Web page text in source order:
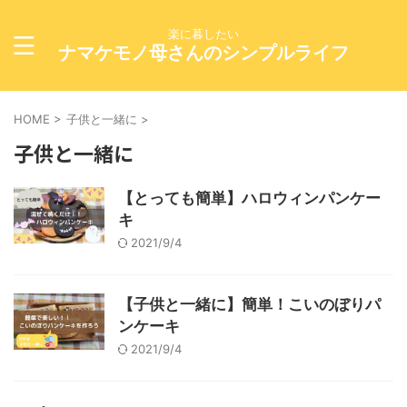
楽に暮したい
ナマケモノ母さんのシンプルライフ
HOME > 子供と一緒に >
子供と一緒に
【とっても簡単】ハロウィンパンケー
キ
2021/9/4
【子供と一緒に】簡単！こいのぼりパ
ンケーキ
2021/9/4